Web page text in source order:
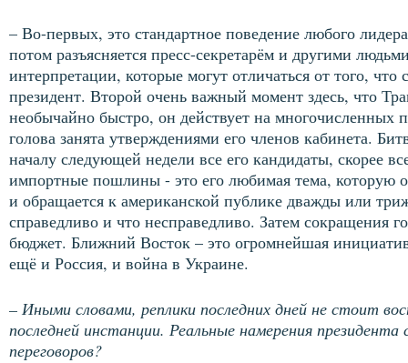
– Во-первых, это стандартное поведение любого
потом разъясняется пресс-секретарём и другими
интерпретации, которые могут отличаться от того,
президент. Второй очень важный момент здесь, что
необычайно быстро, он действует на многочисленных
голова занята утверждениями его членов кабинета.
началу следующей недели все его кандидаты, скорее
импортные пошлины - это его любимая тема, которую
и обращается к американской публике дважды или
справедливо и что несправедливо. Затем сокращения
бюджет. Ближний Восток – это огромнейшая
ещё и Россия, и война в Украине.
– Иными словами, реплики последних дней не стоит
последней инстанции. Реальные намерения
переговоров?